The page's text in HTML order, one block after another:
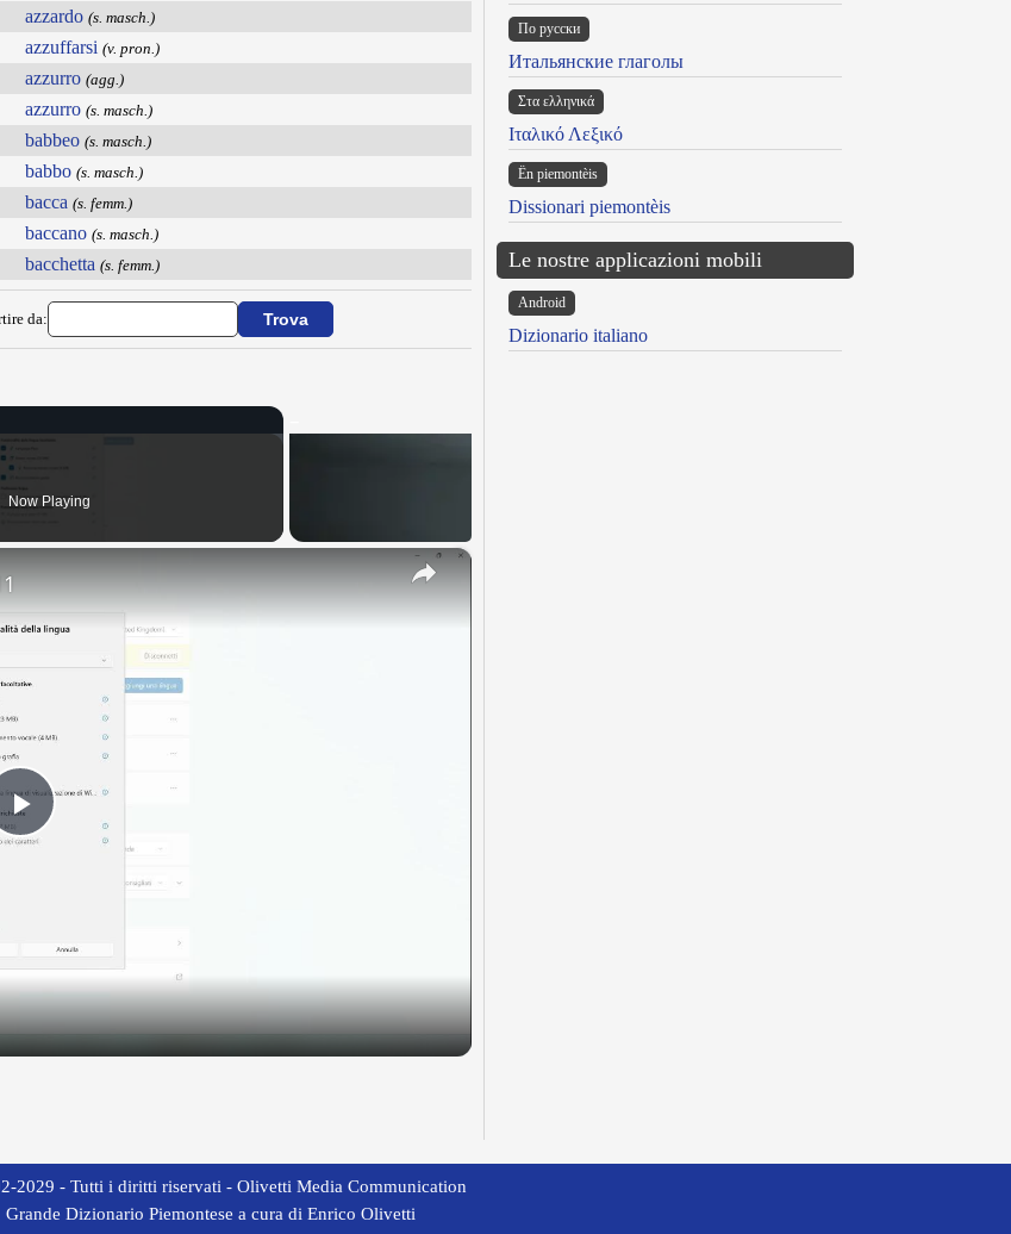
azzardo (s. masch.)
azzuffarsi (v. pron.)
azzurro (agg.)
azzurro (s. masch.)
babbeo (s. masch.)
babbo (s. masch.)
bacca (s. femm.)
baccano (s. masch.)
bacchetta (s. femm.)
da:
Now Playing
×
Play
По русски
Итальянские глаголы
Στα ελληνικά
Ιταλικό Λεξικό
Ën piemontèis
Dissionari piemontèis
Le nostre applicazioni mobili
Android
Dizionario italiano
2029 - Tutti i diritti riservati - Olivetti Media Communication
Grande Dizionario Piemontese a cura di Enrico Olivetti